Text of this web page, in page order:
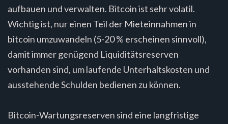
aufbauen und verwalten. Bitcoin ist sehr volatil.
Wichtig ist, nur einen Teil der Mieteinnahmen in
bitcoin umzuwandeln (5-20 % erscheinen sinnvoll),
damit immer genügend Liquiditätsreserven
vorhanden sind, um laufende Unterhaltskosten und
ausstehende Schulden bedienen zu können.
Bitcoin-Wartungsreserven sind eine langfristige